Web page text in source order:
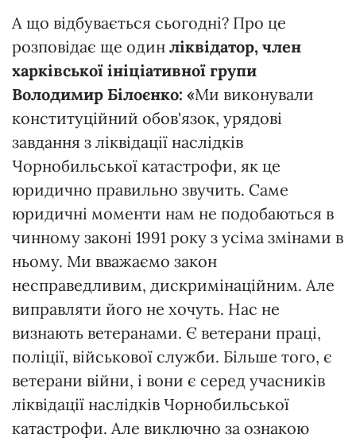
А що відбувається сьогодні? Про це
розповідає ще один ліквідатор, член
харківської ініціативної групи
Володимир Білоєнко: «Ми виконували
конституційний обов'язок, урядові
завдання з ліквідації наслідків
Чорнобильської катастрофи, як це
юридично правильно звучить. Саме
юридичні моменти нам не подобаються в
чинному законі 1991 року з усіма змінами в
ньому. Ми вважаємо закон
несправедливим, дискримінаційним. Але
виправляти його не хочуть. Нас не
визнають ветеранами. Є ветерани праці,
поліції, військової служби. Більше того, є
ветерани війни, і вони є серед учасників
ліквідації наслідків Чорнобильської
катастрофи. Але виключно за ознакою